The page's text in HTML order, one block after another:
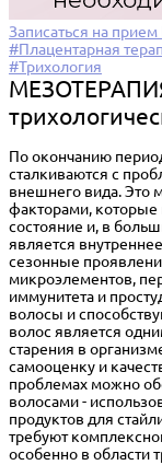
Записаться на прием
#Плацентарная
#Трихология
По окончанию
сталкиваются с
внешнего вида. Это
факторами, которые
состояние и, в
является
сезонные
микроэлементов,
иммунитета и
волосы и
волос является
старения в
самооценку и
проблемах можно
волосами -
продуктов для
требуют
особенно в области